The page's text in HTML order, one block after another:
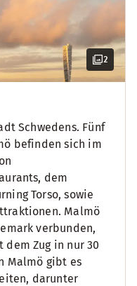
2
Schwedens. Fünf
befinden sich im
dem
Torso, sowie
Malmö
verbunden,
dem Zug in nur 30
Malmö gibt es
darunter